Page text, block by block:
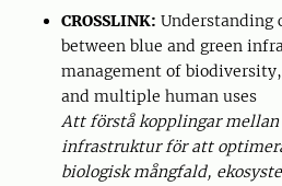
CROSSLINK: Understanding
between blue and green
management of
and multiple human uses
Att förstå kopplingar mellan
infrastruktur för att
biologisk mångfald,